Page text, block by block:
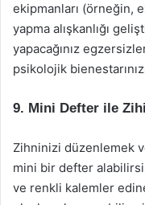
ekipmanları (örneğin,
yapma alışkanlığı
yapacağınız
psikolojik
9. Mini Defter ile
Zihninizi düzenlemek
mini bir defter
ve renkli kalemler